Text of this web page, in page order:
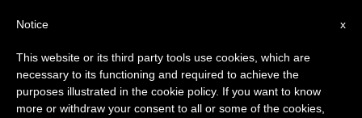
مسبحة القارات الخمس في 19
x
Notice
This website or its third party tools use cookies, which are
necessary to its functioning and required to achieve the
purposes illustrated in the cookie policy. If you want to know
more or withdraw your consent to all or some of the cookies,